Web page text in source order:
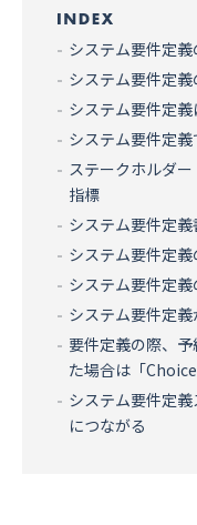
システム要件定
システム要件定
システム要件定
システム要件定義
ステークホルダ
指標
システム要件定
システム要件定
システム要件定
システム要件定義
要件定義の際、
た場合は「
システム要件定
につながる